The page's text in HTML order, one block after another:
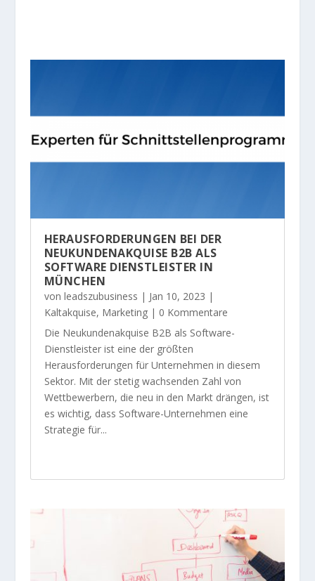
HERAUSFORDERUNGEN BEI DER
NEUKUNDENAKQUISE B2B ALS
SOFTWARE DIENSTLEISTER IN
MÜNCHEN
von leadszubusiness | Jan 10, 2023 |
Kaltakquise, Marketing| 0 Kommentare
Die Neukundenakquise B2B als Software-
Dienstleister ist eine der größten
Herausforderungen für Unternehmen in diesem
Sektor. Mit der stetig wachsenden Zahl von
Wettbewerbern, die neu in den Markt drängen, ist
es wichtig, dass Software-Unternehmen eine
Strategie für...